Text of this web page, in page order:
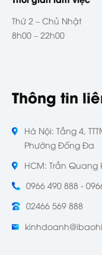
Thứ 2 – Chủ Nhật
8h00 – 22h00
Thông tin
Hà Nội: Tầng 4,
Phường Đống Đa
HCM: Trần Quang
0966 490 888 -
02466 569 888